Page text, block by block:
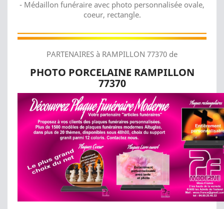
- Médaillon funéraire avec photo personnalisée ovale,
coeur, rectangle.
PARTENAIRES à RAMPILLON 77370 de
PHOTO PORCELAINE RAMPILLON
77370